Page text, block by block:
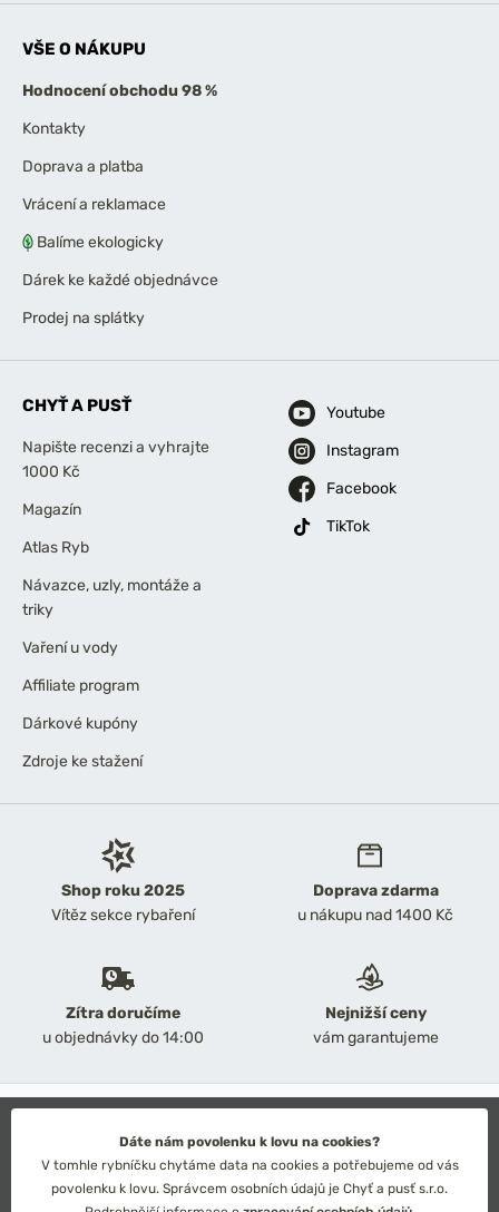
Shop roku 2025
Vítěz sekce rybaření
Doprava zdarma
u nákupu nad 1400 Kč
Zítra doručíme
u objednávky do 14:00
Nejnižší ceny
vám garantujeme
VŠE O NÁKUPU
Hodnocení obchodu 98 %
Kontakty
Doprava a platba
Vrácení a reklamace
Balíme ekologicky
Dárek ke každé objednávce
Prodej na splátky
CHYŤ A PUSŤ
Napište recenzi a vyhrajte
1000 Kč
Magazín
Atlas Ryb
Návazce, uzly, montáže a
triky
Vaření u vody
Affiliate program
Dárkové kupóny
Zdroje ke stažení
Youtube
Instagram
Facebook
TikTok
Obchodní podmínky
Ochrana osobních údajů
Technické řešení: Simplia s.r.o.
Strategický design: Petr Široký
Dáte nám povolenku k lovu na cookies?
V tomhle rybníčku chytáme data na cookies a potřebujeme od vás
povolenku k lovu. Správcem osobních údajů je Chyť a pusť s.r.o.